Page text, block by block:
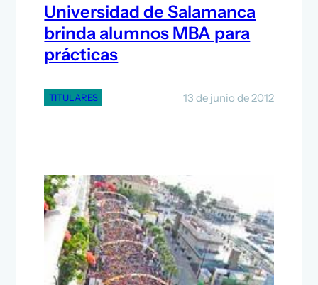
Universidad de Salamanca
brinda alumnos MBA para
prácticas
TITULARES 13 de junio de 2012